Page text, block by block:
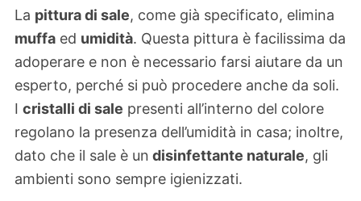
La pittura di sale, come già specificato, elimina
muffa ed umidità. Questa pittura è facilissima da
adoperare e non è necessario farsi aiutare da un
esperto, perché si può procedere anche da soli.
I cristalli di sale presenti all’interno del colore
regolano la presenza dell’umidità in casa; inoltre,
dato che il sale è un disinfettante naturale, gli
ambienti sono sempre igienizzati.